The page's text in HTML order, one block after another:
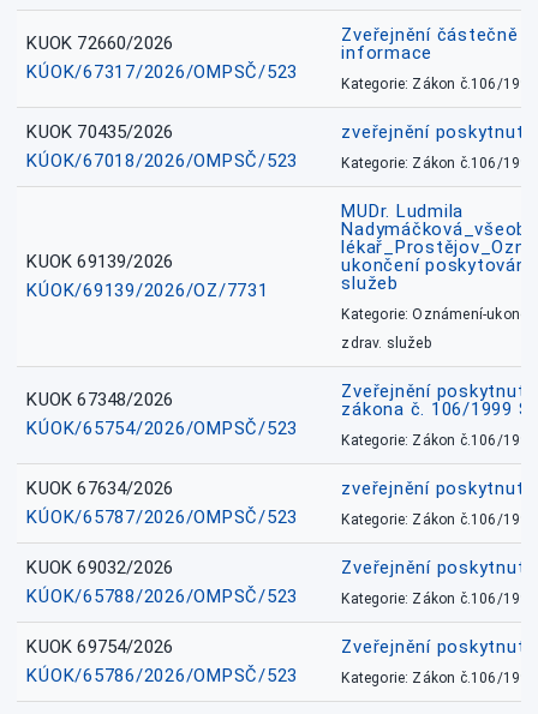
KUOK 72660/2026
KÚOK/67317/2026/OMPSČ/523
Zveřejnění částečně
informace
Kategorie: Zákon č.106/1999
KUOK 70435/2026
KÚOK/67018/2026/OMPSČ/523
zveřejnění
Kategorie: Zákon č.106/1999
KUOK 69139/2026
KÚOK/69139/2026/OZ/7731
MUDr. Ludmila
ukončení
služeb
Kategorie: Oznámení-
zdrav. služeb
KUOK 67348/2026
KÚOK/65754/2026/OMPSČ/523
Zveřejnění
zákona č. 106/1999
Kategorie: Zákon č.106/1999
KUOK 67634/2026
KÚOK/65787/2026/OMPSČ/523
zveřejnění
Kategorie: Zákon č.106/1999
KUOK 69032/2026
KÚOK/65788/2026/OMPSČ/523
Zveřejnění
Kategorie: Zákon č.106/1999
KUOK 69754/2026
KÚOK/65786/2026/OMPSČ/523
Zveřejnění
Kategorie: Zákon č.106/1999